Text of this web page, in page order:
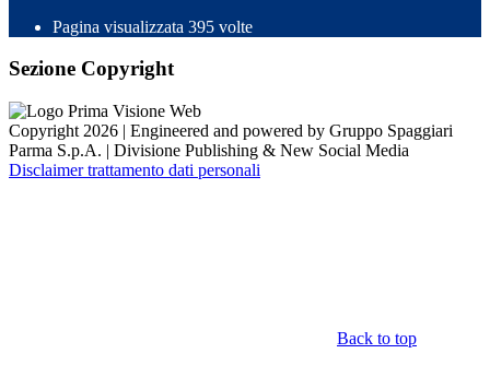
Pagina visualizzata 395 volte
Sezione Copyright
Copyright 2026 | Engineered and powered by Gruppo Spaggiari
Parma S.p.A. | Divisione Publishing & New Social Media
Disclaimer trattamento dati personali
Back to top